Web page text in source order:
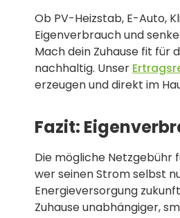
Ob PV-Heizstab, E-Auto,
Eigenverbrauch und
Mach dein Zuhause fit für
nachhaltig. Unser
erzeugen und direkt im
Fazit:
Die mögliche Netzgebühr
wer seinen Strom selbst
Energieversorgung
Zuhause unabhängiger,